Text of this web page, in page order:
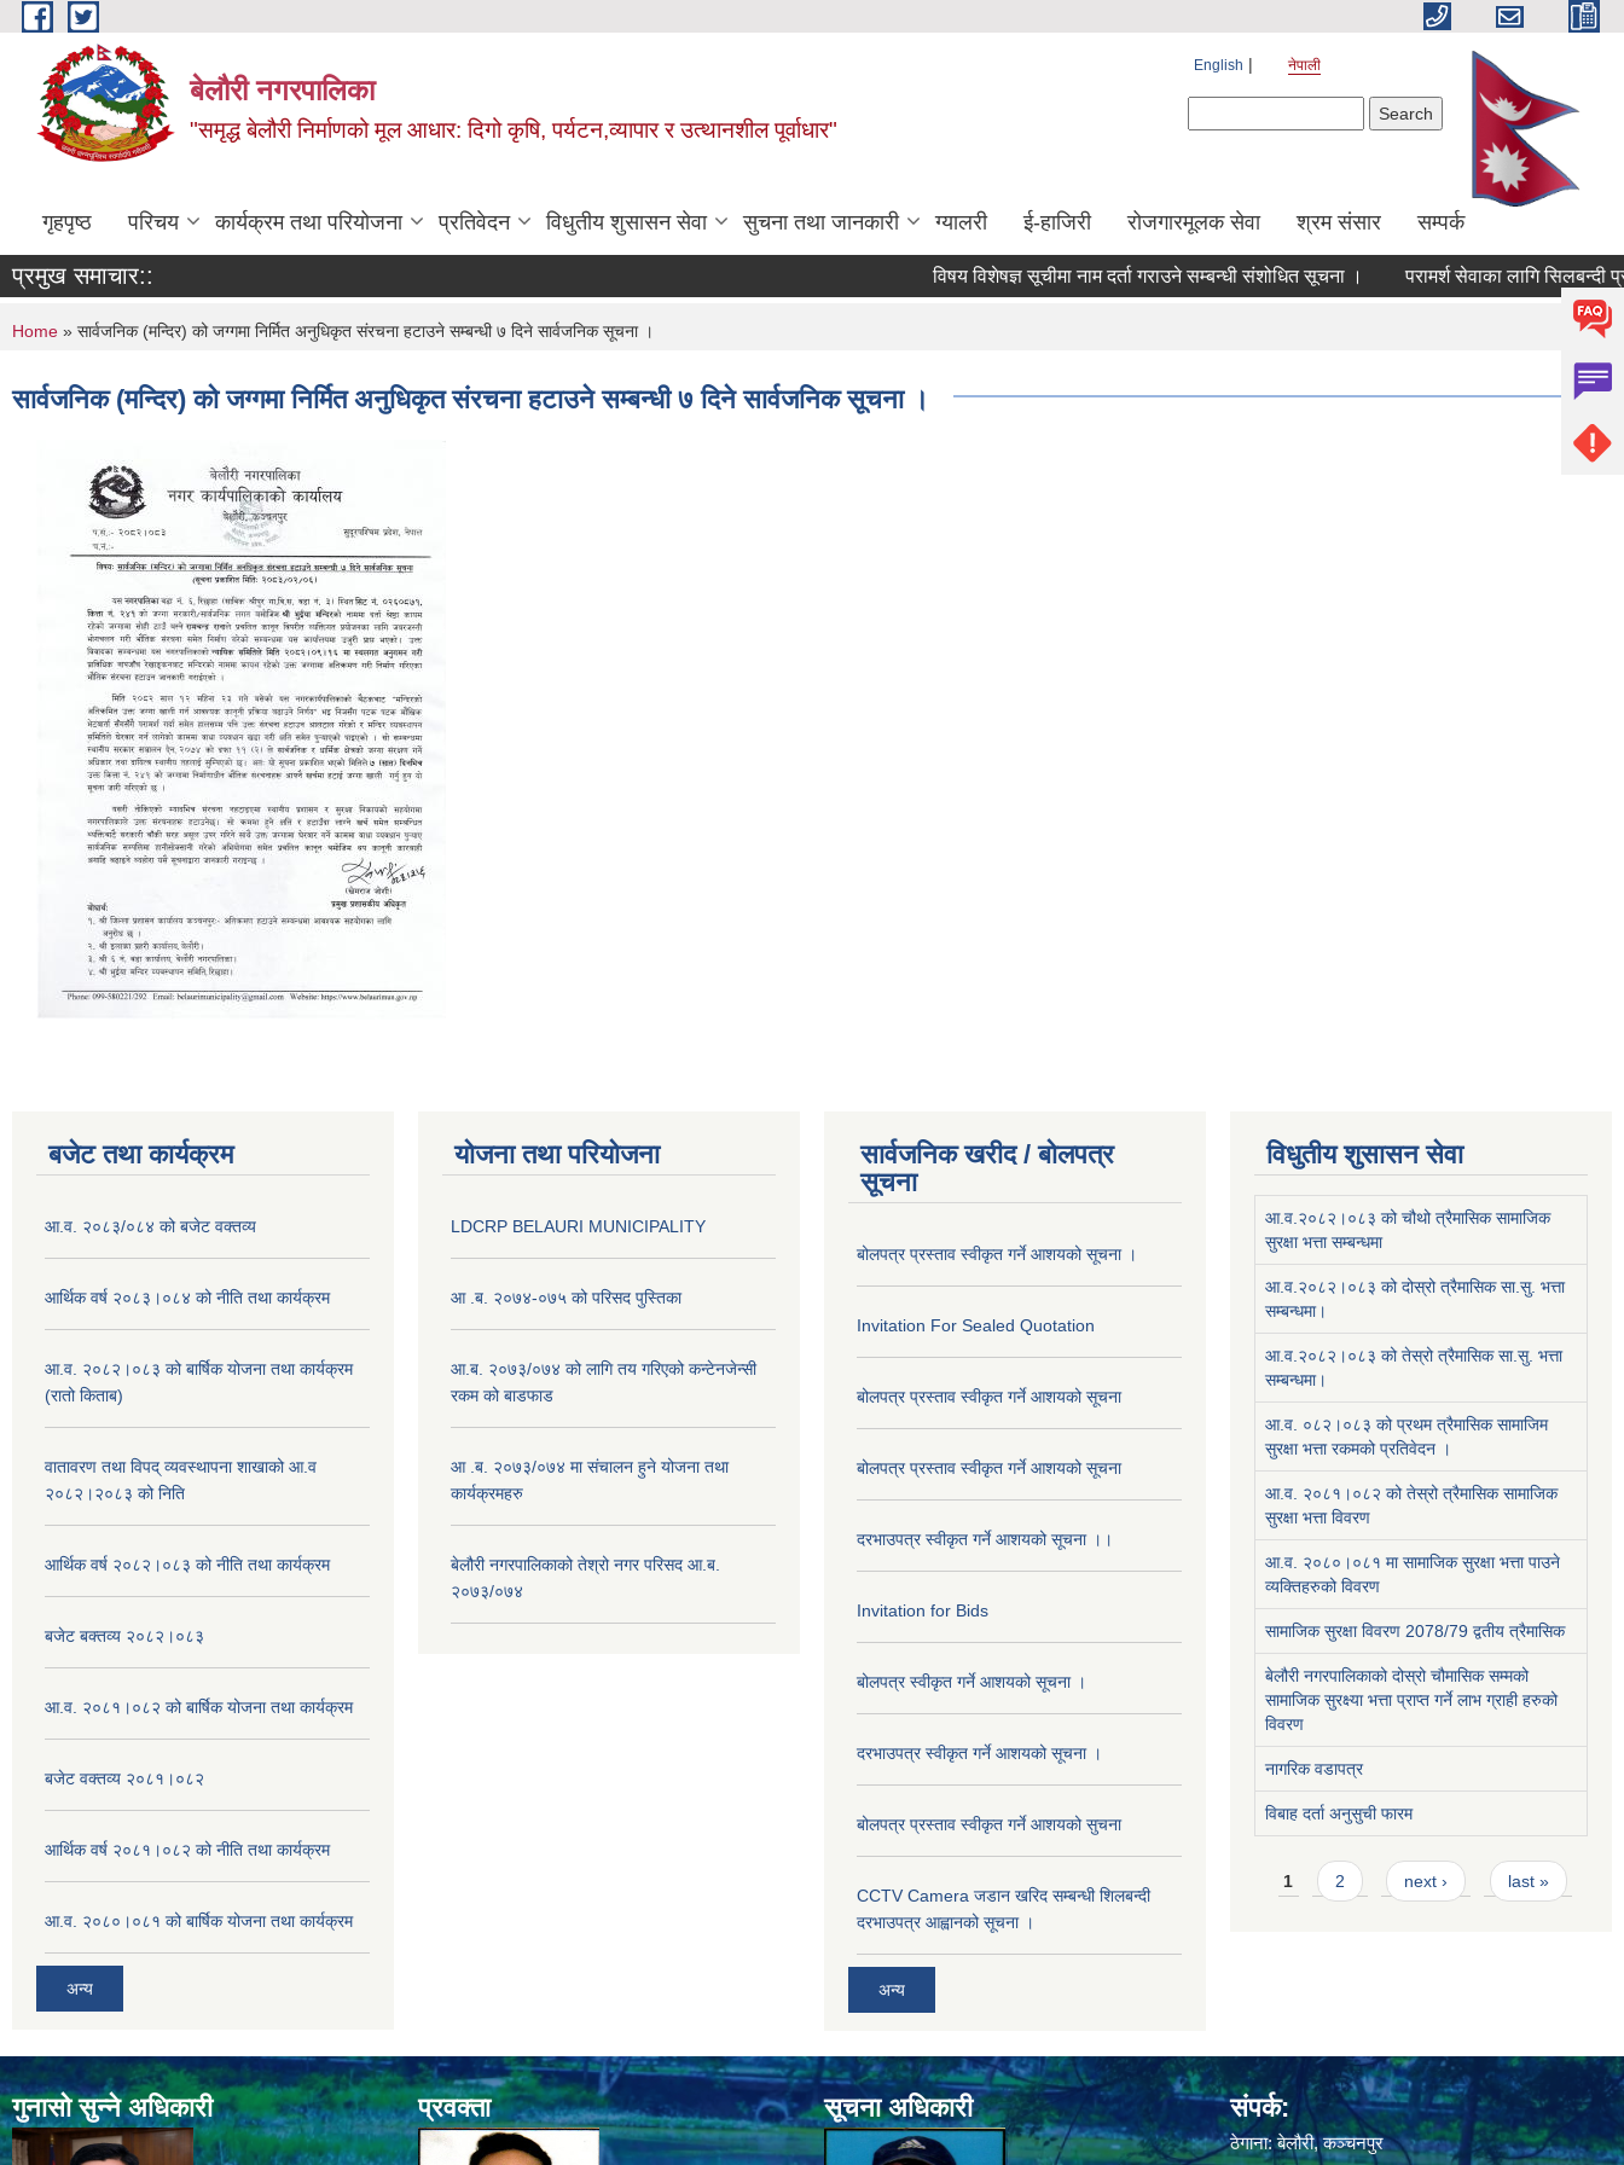
Skip to main content
बेलौरी नगरपालिका
"समृद्ध बेलौरी निर्माणको मूल आधार: दिगो कृषि, पर्यटन,व्यापार र उत्थानशील पूर्वाधार"
English नेपाली
गृहपृष्ठ परिचय कार्यक्रम तथा परियोजना प्रतिवेदन विधुतीय शुसासन सेवा सुचना तथा जानकारी ग्यालरी ई-हाजिरी रोजगारमूलक सेवा श्रम संसार सम्पर्क
प्रमुख समाचार:: विषय विशेषज्ञ सूचीमा नाम दर्ता गराउने सम्बन्धी संशोधित सूचना । परामर्श सेवाका लागि सिलबन्दी
You are here
Home » सार्वजनिक (मन्दिर) को जग्गमा निर्मित अनुधिकृत संरचना हटाउने सम्बन्धी ७ दिने सार्वजनिक सूचना ।
सार्वजनिक (मन्दिर) को जग्गमा निर्मित अनुधिकृत संरचना हटाउने सम्बन्धी ७ दिने सार्वजनिक सूचना ।
बजेट तथा कार्यक्रम
आ.व. २०८३/०८४ को बजेट वक्तव्य
आर्थिक वर्ष २०८३।०८४ को नीति तथा कार्यक्रम
आ.व. २०८२।०८३ को बार्षिक योजना तथा कार्यक्रम
(रातो किताब)
वातावरण तथा विपद् व्यवस्थापना शाखाको आ.व
२०८२।२०८३ को निति
आर्थिक वर्ष २०८२।०८३ को नीति तथा कार्यक्रम
बजेट बक्तव्य २०८२।०८३
आ.व. २०८१।०८२ को बार्षिक योजना तथा कार्यक्रम
बजेट वक्तव्य २०८१।०८२
आर्थिक वर्ष २०८१।०८२ को नीति तथा कार्यक्रम
आ.व. २०८०।०८१ को बार्षिक योजना तथा कार्यक्रम
अन्य
योजना तथा परियोजना
LDCRP BELAURI MUNICIPALITY
आ .ब. २०७४-०७५ को परिसद पुस्तिका
आ.ब. २०७३/०७४ को लागि तय गरिएको कन्टेनजेन्सी
रकम को बाडफाड
आ .ब. २०७३/०७४ मा संचालन हुने योजना तथा
कार्यक्रमहरु
बेलौरी नगरपालिकाको तेश्रो नगर परिसद आ.ब.
२०७३/०७४
सार्वजनिक खरीद / बोलपत्र
सूचना
बोलपत्र प्रस्ताव स्वीकृत गर्ने आशयको सूचना ।
Invitation For Sealed Quotation
बोलपत्र प्रस्ताव स्वीकृत गर्ने आशयको सूचना
बोलपत्र प्रस्ताव स्वीकृत गर्ने आशयको सूचना
दरभाउपत्र स्वीकृत गर्ने आशयको सूचना ।।
Invitation for Bids
बोलपत्र स्वीकृत गर्ने आशयको सूचना ।
दरभाउपत्र स्वीकृत गर्ने आशयको सूचना ।
बोलपत्र प्रस्ताव स्वीकृत गर्ने आशयको सुचना
CCTV Camera जडान खरिद सम्बन्धी शिलबन्दी
दरभाउपत्र आह्वानको सूचना ।
अन्य
विधुतीय शुसासन सेवा
आ.व.२०८२।०८३ को चौथो त्रैमासिक सामाजिक
सुरक्षा भत्ता सम्बन्धमा
आ.व.२०८२।०८३ को दोस्रो त्रैमासिक सा.सु. भत्ता
सम्बन्धमा।
आ.व.२०८२।०८३ को तेस्रो त्रैमासिक सा.सु. भत्ता
सम्बन्धमा।
आ.व. ०८२।०८३ को प्रथम त्रैमासिक सामाजिम
सुरक्षा भत्ता रकमको प्रतिवेदन ।
आ.व. २०८१।०८२ को तेस्रो त्रैमासिक सामाजिक
सुरक्षा भत्ता विवरण
आ.व. २०८०।०८१ मा सामाजिक सुरक्षा भत्ता पाउने
व्यक्तिहरुको विवरण
सामाजिक सुरक्षा विवरण 2078/79 द्वतीय त्रैमासिक
बेलौरी नगरपालिकाको दोस्रो चौमासिक सम्मको
सामाजिक सुरक्ष्या भत्ता प्राप्त गर्ने लाभ ग्राही हरुको
विवरण
नागरिक वडापत्र
विबाह दर्ता अनुसुची फारम
Pages
1 2 next › last »
गुनासो सुन्ने अधिकारी प्रवक्ता सूचना अधिकारी संपर्क:
ठेगाना: बेलौरी, कञ्चनपुर